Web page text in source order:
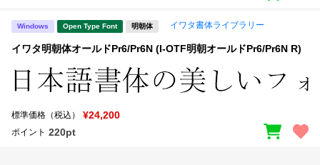
Windows Open Type Font 明朝体 イワタ書体ライブラリー
イワタ明朝体オールドPr6/Pr6N (I-OTF明朝オールドPr6/Pr6N R)
標準価格（税込） ¥24,200
ポイント 220pt